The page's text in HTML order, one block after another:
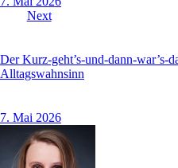
Next
Der Kurz-geht’s-und-dann-war’s-
Alltagswahnsinn
7. Mai 2026